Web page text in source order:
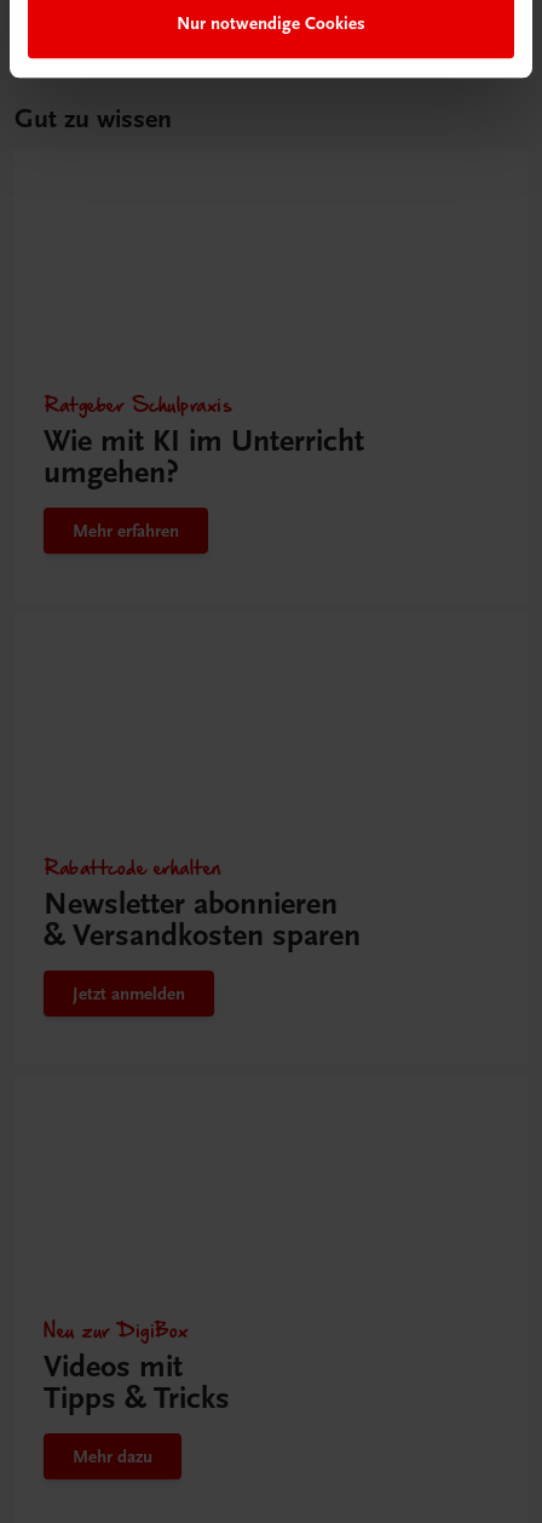
Nur notwendige Cookies
Gut zu wissen
Ratgeber Schulpraxis
Wie mit KI im Unterricht
umgehen?
Mehr erfahren
Rabattcode erhalten
Newsletter abonnieren
& Versandkosten sparen
Jetzt anmelden
Neu zur DigiBox
Videos mit
Tipps & Tricks
Mehr dazu